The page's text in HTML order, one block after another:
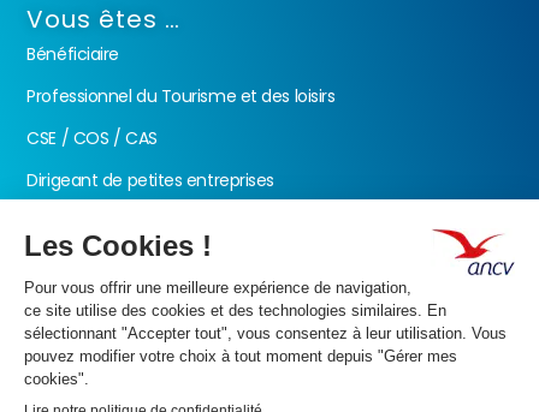
Vous êtes …
Bénéficiaire
Professionnel du Tourisme et des loisirs
CSE / COS / CAS
Dirigeant de petites entreprises
Nos produits
Les Chèques-Vacances
Présentation de l’ANCV
Nos valeurs
Actualités